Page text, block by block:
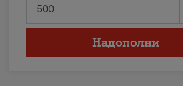
Надополни